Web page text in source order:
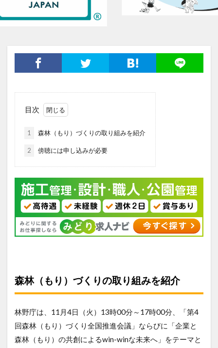
目次
1 森林（もり）づくりの取り組みを紹介
2 傍聴には申し込みが必要
森林（もり）づくりの取り組みを紹介
林野庁は、11月4日（火）13時00分～17時00分、「第4
回森林（もり）づくり全国推進会議」ならびに「企業と
森林（もり）の共創によるwin-winな未来へ」をテーマと